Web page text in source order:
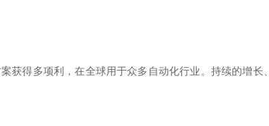
获得多项利，在全球用于众多自动化行业。持续的增长、